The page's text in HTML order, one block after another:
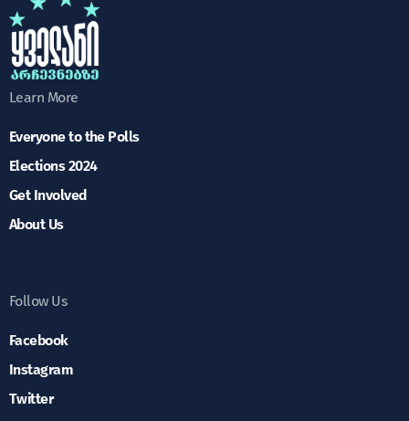
Learn More
Everyone to the Polls
Elections 2024
Get Involved
About Us
Follow Us
Facebook
Instagram
Twitter